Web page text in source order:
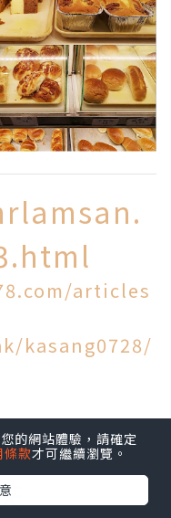
articles
kasang0728/
的網站體驗，請確定
條款才可繼續瀏覽。